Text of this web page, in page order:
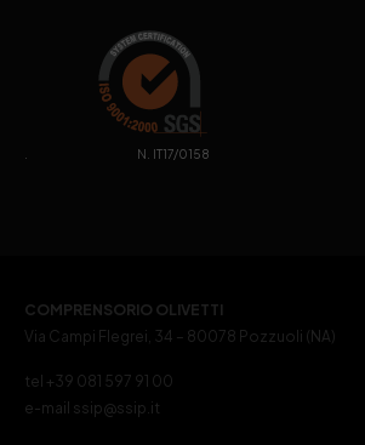
. N. IT17/0158
COMPRENSORIO OLIVETTI
Via Campi Flegrei, 34 – 80078 Pozzuoli (NA)
tel +39 081 597 91 00
e-mail ssip@ssip.it